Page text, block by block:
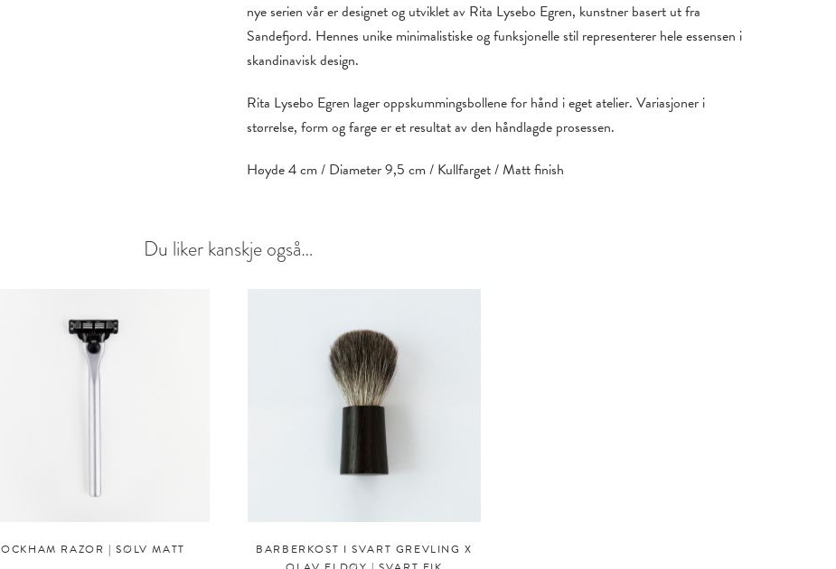
nye serien vår er designet og utviklet av Rita Lysebo Egren, kunstner basert ut fra
Sandefjord. Hennes unike minimalistiske og funksjonelle stil representerer hele essensen i
skandinavisk design.
Rita Lysebo Egren lager oppskummingsbollene for hånd i eget atelier. Variasjoner i
størrelse, form og farge er et resultat av den håndlagde prosessen.
Høyde 4 cm / Diameter 9,5 cm / Kullfarget / Matt finish
Du liker kanskje også…
OCKHAM RAZOR | SØLV MATT
BARBERKOST I SVART GREVLING X